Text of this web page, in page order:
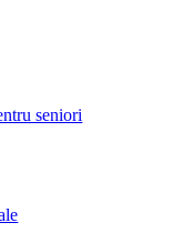
seniori